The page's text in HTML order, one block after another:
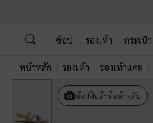
ช้อป รองเท้า กระเป๋า
หน้าหลัก รองเท้า รองเท้าแตะ
ช้อปสินค้าที่คล้ายกัน